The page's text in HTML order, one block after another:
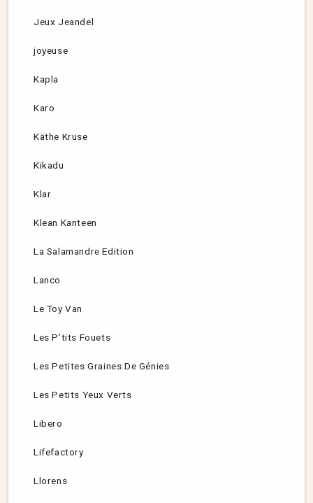
Jeux Jeandel
joyeuse
Kapla
Karo
Käthe Kruse
Kikadu
Klar
Klean Kanteen
La Salamandre Edition
Lanco
Le Toy Van
Les P’tits Fouets
Les Petites Graines De Génies
Les Petits Yeux Verts
Libero
Lifefactory
Llorens